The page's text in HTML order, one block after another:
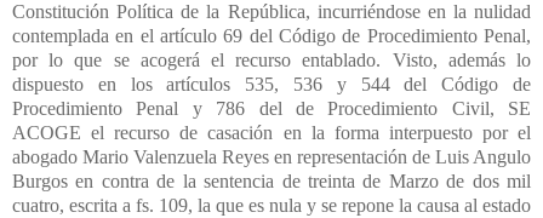
Constitución Política de la República, incurriéndose en la nulidad
contemplada en el artículo 69 del Código de Procedimiento Penal,
por lo que se acogerá el recurso entablado. Visto, además lo
dispuesto en los artículos 535, 536 y 544 del Código de
Procedimiento Penal y 786 del de Procedimiento Civil, SE
ACOGE el recurso de casación en la forma interpuesto por el
abogado Mario Valenzuela Reyes en representación de Luis Angulo
Burgos en contra de la sentencia de treinta de Marzo de dos mil
cuatro, escrita a fs. 109, la que es nula y se repone la causa al estado